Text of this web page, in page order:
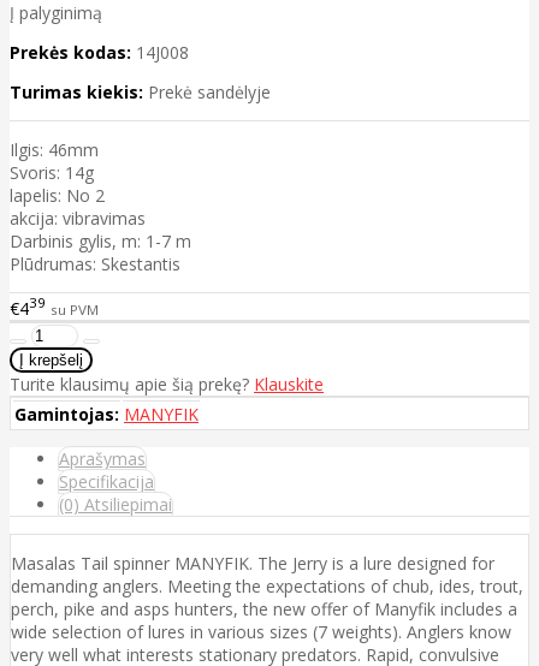
Į palyginimą
Prekės kodas: 14J008
Turimas kiekis: Prekė sandėlyje
Ilgis: 46mm
Svoris: 14g
lapelis: No 2
akcija: vibravimas
Darbinis gylis, m: 1-7 m
Plūdrumas: Skestantis
€439 su PVM
Turite klausimų apie šią prekę? Klauskite
Gamintojas: MANYFIK
Aprašymas
Specifikacija
(0) Atsiliepimai
Masalas Tail spinner MANYFIK. The Jerry is a lure designed for
demanding anglers. Meeting the expectations of chub, ides, trout,
perch, pike and asps hunters, the new offer of Manyfik includes a
wide selection of lures in various sizes (7 weights). Anglers know
very well what interests stationary predators. Rapid, convulsive